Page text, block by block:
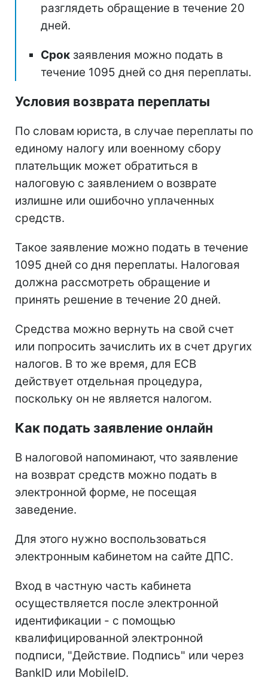
разглядеть обращение в течение 20
дней.
Срок заявления можно подать в
течение 1095 дней со дня переплаты.
Условия возврата переплаты
По словам юриста, в случае переплаты по
единому налогу или военному сбору
плательщик может обратиться в
налоговую с заявлением о возврате
излишне или ошибочно уплаченных
средств.
Такое заявление можно подать в течение
1095 дней со дня переплаты. Налоговая
должна рассмотреть обращение и
принять решение в течение 20 дней.
Средства можно вернуть на свой счет
или попросить зачислить их в счет других
налогов. В то же время, для ЕСВ
действует отдельная процедура,
поскольку он не является налогом.
Как подать заявление онлайн
В налоговой напоминают, что заявление
на возврат средств можно подать в
электронной форме, не посещая
заведение.
Для этого нужно воспользоваться
электронным кабинетом на сайте ДПС.
Вход в частную часть кабинета
осуществляется после электронной
идентификации - с помощью
квалифицированной электронной
подписи, "Действие. Подпись" или через
BankID или MobileID.